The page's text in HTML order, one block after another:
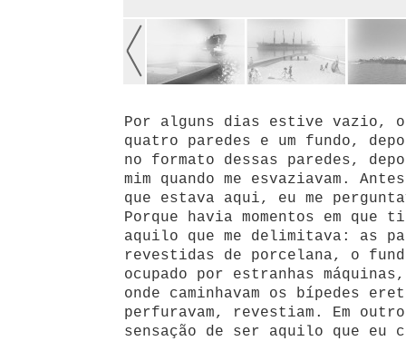
Por alguns dias estive vazio,
quatro paredes e um fundo,
no formato dessas paredes,
mim quando me esvaziavam.
que estava aqui, eu me
Porque havia momentos em que
aquilo que me delimitava: as
revestidas de porcelana, o
ocupado por estranhas
onde caminhavam os bípedes
perfuravam, revestiam. Em
sensação de ser aquilo que eu